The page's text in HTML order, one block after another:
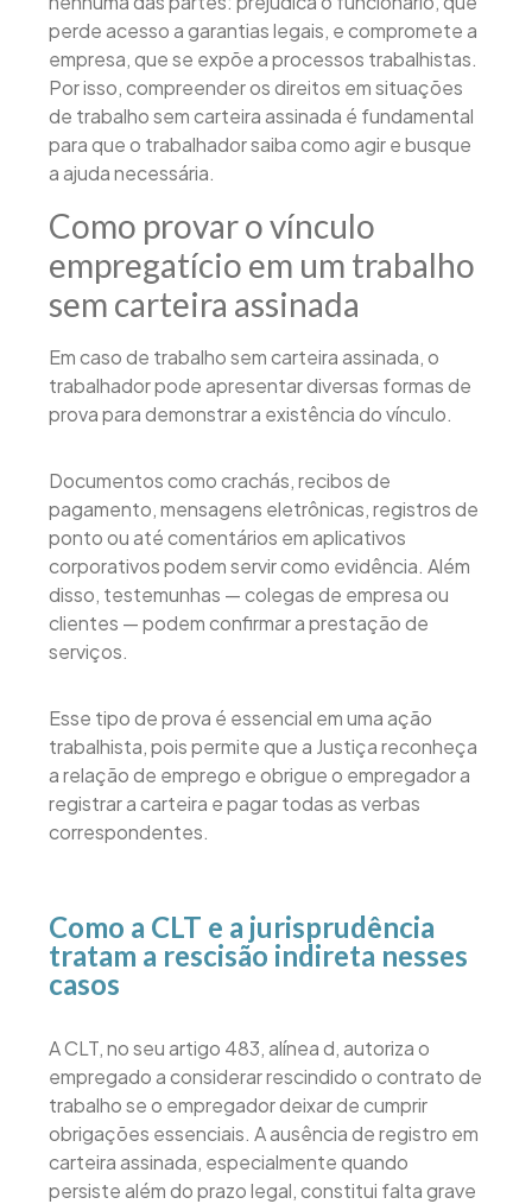
perde acesso a garantias legais, e compromete a
empresa, que se expõe a processos trabalhistas.
Por isso, compreender os direitos em situações
de trabalho sem carteira assinada é fundamental
para que o trabalhador saiba como agir e busque
a ajuda necessária.
Como provar o vínculo
empregatício em um trabalho
sem carteira assinada
Em caso de trabalho sem carteira assinada, o
trabalhador pode apresentar diversas formas de
prova para demonstrar a existência do vínculo.
Documentos como crachás, recibos de
pagamento, mensagens eletrônicas, registros de
ponto ou até comentários em aplicativos
corporativos podem servir como evidência. Além
disso, testemunhas — colegas de empresa ou
clientes — podem confirmar a prestação de
serviços.
Esse tipo de prova é essencial em uma ação
trabalhista, pois permite que a Justiça reconheça
a relação de emprego e obrigue o empregador a
registrar a carteira e pagar todas as verbas
correspondentes.
Como a CLT e a jurisprudência
tratam a rescisão indireta nesses
casos
A CLT, no seu artigo 483, alínea d, autoriza o
empregado a considerar rescindido o contrato de
trabalho se o empregador deixar de cumprir
obrigações essenciais. A ausência de registro em
carteira assinada, especialmente quando
persiste além do prazo legal, constitui falta grave